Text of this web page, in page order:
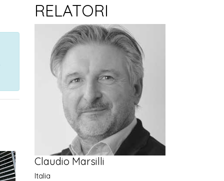
RELATORI
Claudio Marsilli
Italia